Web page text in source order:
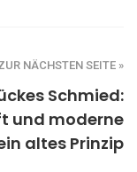
NÄCHSTEN SEITE »
Schmied:
und moderne
altes Prinzip